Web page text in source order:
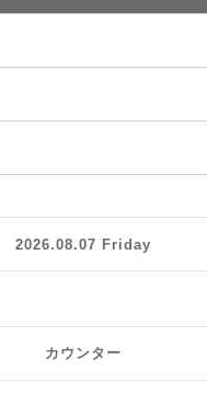
2026.08.07 Friday
カウンター